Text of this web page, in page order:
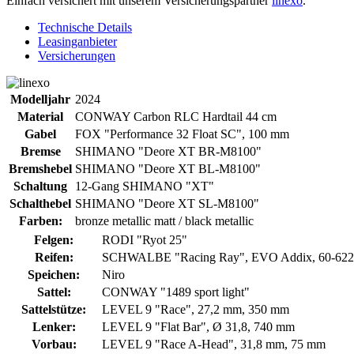
Technische Details
Leasinganbieter
Versicherungen
Modelljahr 2024
Material
CONWAY Carbon RLC Hardtail 44 cm
Gabel
FOX "Performance 32 Float SC", 100 mm
Bremse
SHIMANO "Deore XT BR-M8100"
Bremshebel SHIMANO "Deore XT BL-M8100"
Schaltung
12-Gang SHIMANO "XT"
Schalthebel SHIMANO "Deore XT SL-M8100"
Farben:
bronze metallic matt / black metallic
Felgen:
RODI "Ryot 25"
Reifen:
SCHWALBE "Racing Ray", EVO Addix, 60-
Speichen:
Niro
Sattel:
CONWAY "1489 sport light"
Sattelstütze:
LEVEL 9 "Race", 27,2 mm, 350 mm
Lenker:
LEVEL 9 "Flat Bar", Ø 31,8, 740 mm
Vorbau:
LEVEL 9 "Race A-Head", 31,8 mm, 75 mm